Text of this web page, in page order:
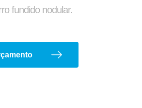
Reformas e pinturas
Aruela Dentada
fundido nodular.